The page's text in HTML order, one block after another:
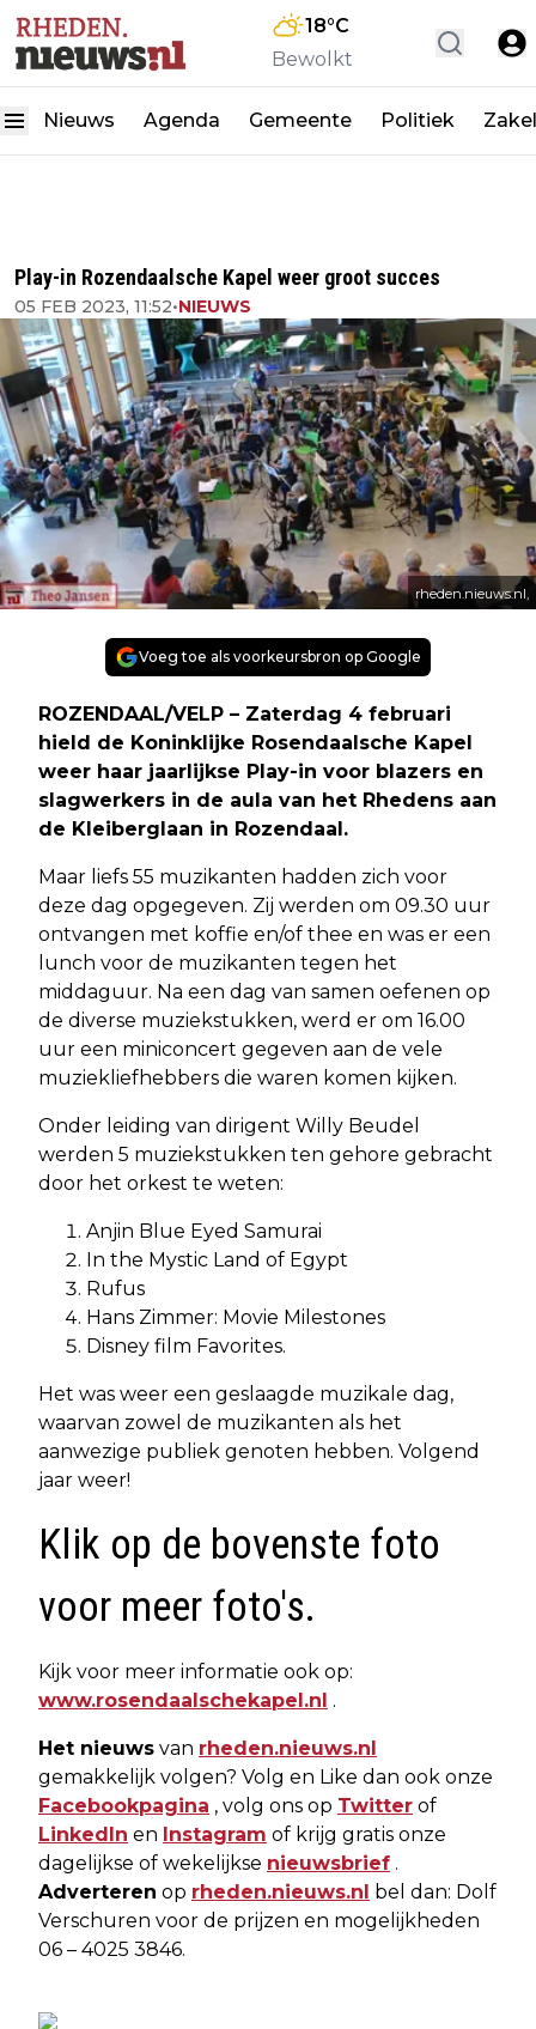
18°C
Bewolkt
Nieuws Agenda Gemeente Politiek
Play-in Rozendaalsche Kapel weer groot succes
05 FEB 2023, 11:52•NIEUWS
rheden.nieuws.nl,
Voeg toe als voorkeursbron op Google
ROZENDAAL/VELP – Zaterdag 4 februari
hield de Koninklijke Rosendaalsche Kapel
weer haar jaarlijkse Play-in voor blazers en
slagwerkers in de aula van het Rhedens aan
de Kleiberglaan in Rozendaal.
Maar liefs 55 muzikanten hadden zich voor
deze dag opgegeven. Zij werden om 09.30 uur
ontvangen met koffie en/of thee en was er een
lunch voor de muzikanten tegen het
middaguur. Na een dag van samen oefenen op
de diverse muziekstukken, werd er om 16.00
uur een miniconcert gegeven aan de vele
muziekliefhebbers die waren komen kijken.
Onder leiding van dirigent Willy Beudel
werden 5 muziekstukken ten gehore gebracht
door het orkest te weten:
Anjin Blue Eyed Samurai
In the Mystic Land of Egypt
Rufus
Hans Zimmer: Movie Milestones
Disney film Favorites.
Het was weer een geslaagde muzikale dag,
waarvan zowel de muzikanten als het
aanwezige publiek genoten hebben. Volgend
jaar weer!
Klik op de bovenste foto
voor meer foto's.
Kijk voor meer informatie ook op:
www.rosendaalschekapel.nl .
Het nieuws van rheden.nieuws.nl
gemakkelijk volgen? Volg en Like dan ook onze
Facebookpagina , volg ons op Twitter of
LinkedIn en Instagram of krijg gratis onze
dagelijkse of wekelijkse nieuwsbrief .
Adverteren op rheden.nieuws.nl bel dan: Dolf
Verschuren voor de prijzen en mogelijkheden
06 – 4025 3846.